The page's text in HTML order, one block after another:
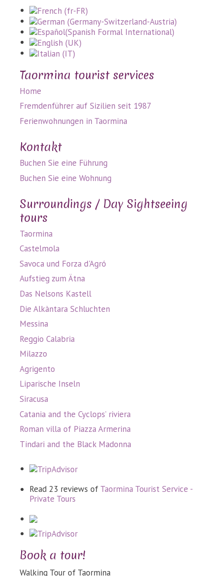
Taormina tourist services
Home
Fremdenführer auf Sizilien seit 1987
Ferienwohnungen in Taormina
Kontakt
Buchen Sie eine Führung
Buchen Sie eine Wohnung
Surroundings / Day Sightseeing
tours
Taormina
Castelmola
Savoca und Forza d'Agró
Aufstieg zum Ätna
Das Nelsons Kastell
Die Alkàntara Schluchten
Messina
Reggio Calabria
Milazzo
Agrigento
Liparische Inseln
Siracusa
Catania and the Cyclops’ riviera
Roman villa of Piazza Armerina
Tindari and the Black Madonna
Read 23 reviews of Taormina Tourist Service -
Private Tours
Book a tour!
Walking Tour of Taormina